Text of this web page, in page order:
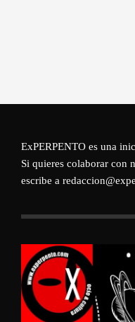
ExPERPENTO es una
Si quieres colaborar con
escribe a